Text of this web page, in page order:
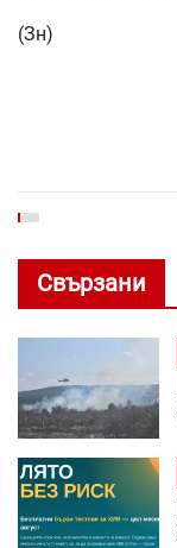
(Зн)
Свързани